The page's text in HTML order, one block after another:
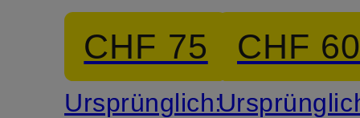
Jeans
ANIO
CHF 75
Ursprünglich:
Jeans
CHF